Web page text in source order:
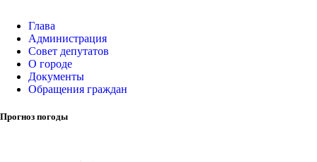
Глава
Администрация
Совет депутатов
О городе
Документы
Обращения граждан
Прогноз погоды